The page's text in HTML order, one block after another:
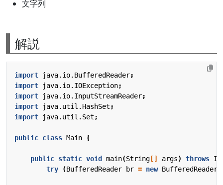
文字列
解説
import java.io.BufferedReader;
import
java.io.IOException;
import
java.io.InputStreamReader;
import
java.util.HashSet ;
import
java.util.Set ;
public class Main {
public static void main(String [] args) throws
try
(BufferedReader br = new BufferedReader